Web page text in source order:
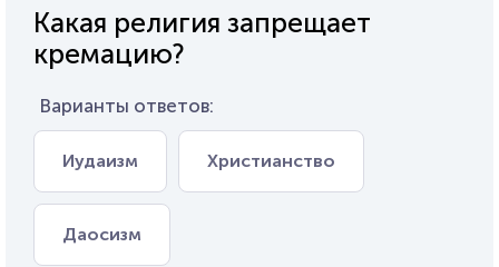
Какая религия запрещает
кремацию?
Варианты ответов:
Иудаизм Христианство
Даосизм